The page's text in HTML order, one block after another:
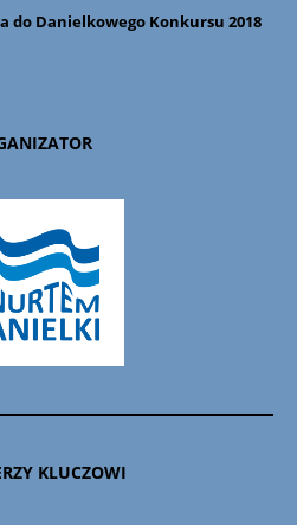
do Danielkowego Konkursu 2018
KLUCZOWI